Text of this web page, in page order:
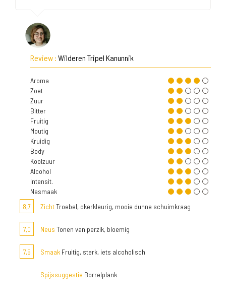
Review : Wilderen Tripel Kanunnik
Aroma
Zoet
Zuur
Bitter
Fruitig
Moutig
Kruidig
Body
Koolzuur
Alcohol
Intensit.
Nasmaak
8,7
ZichtTroebel, okerkleurig, mooie dunne schuimkraag
7,0 Neus Tonen van perzik, bloemig
7,5 Smaak Fruitig, sterk, iets alcoholisch
Spijssuggestie Borrelplank